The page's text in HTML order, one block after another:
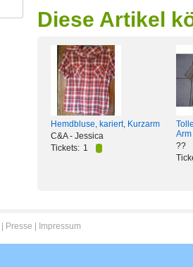
Diese Artikel
Hemdbluse, kariert, Kurzarm
C&A - Jessica
Tickets: 1
Arm
??
Presse Impressum